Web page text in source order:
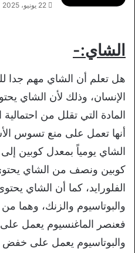
22 يونيو، 2025
الشاي:-
هل تعلم أن الشاي مهم جدا
الإنسان، وذلك لأن الشاي
المادة التي تقلل من احتمالية
أنها تعمل على منع تسوس
الشاي يومياً بمعدل كوبين
الفلورايد، كما أن الشاي
والبوتاسيوم والزنك، وهما
فعنصر الماغنسيوم يعمل على
والبوتاسيوم يعمل على